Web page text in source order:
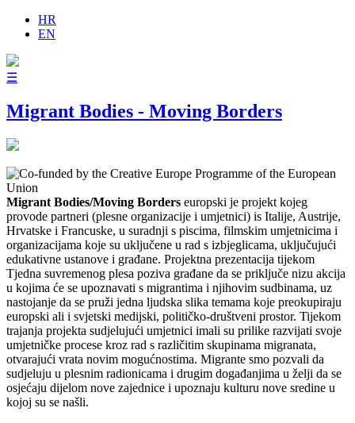
HR
EN
☰
Migrant Bodies - Moving Borders
Migrant Bodies/Moving Borders europski je projekt kojeg
provode partneri (plesne organizacije i umjetnici) is Italije, Austrije,
Hrvatske i Francuske, u suradnji s piscima, filmskim umjetnicima i
organizacijama koje su uključene u rad s izbjeglicama, uključujući
edukativne ustanove i građane. Projektna prezentacija tijekom
Tjedna suvremenog plesa poziva građane da se priključe nizu akcija
u kojima će se upoznavati s migrantima i njihovim sudbinama, uz
nastojanje da se pruži jedna ljudska slika temama koje preokupiraju
europski ali i svjetski medijski, političko-društveni prostor. Tijekom
trajanja projekta sudjelujući umjetnici imali su prilike razvijati svoje
umjetničke procese kroz rad s različitim skupinama migranata,
otvarajući vrata novim mogućnostima. Migrante smo pozvali da
sudjeluju u plesnim radionicama i drugim događanjima u želji da se
osjećaju dijelom nove zajednice i upoznaju kulturu nove sredine u
kojoj su se našli.